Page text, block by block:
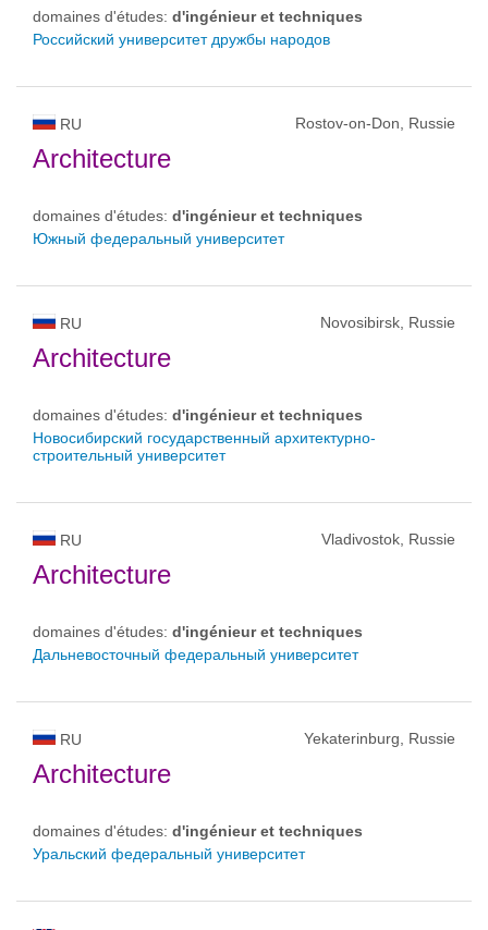
domaines d'études: d'ingénieur et techniques
Российский университет дружбы народов
RU Rostov-on-Don, Russie
Architecture
domaines d'études: d'ingénieur et techniques
Южный федеральный университет
RU Novosibirsk, Russie
Architecture
domaines d'études: d'ingénieur et techniques
Новосибирский государственный архитектурно-
строительный университет
RU Vladivostok, Russie
Architecture
domaines d'études: d'ingénieur et techniques
Дальневосточный федеральный университет
RU Yekaterinburg, Russie
Architecture
domaines d'études: d'ingénieur et techniques
Уральский федеральный университет